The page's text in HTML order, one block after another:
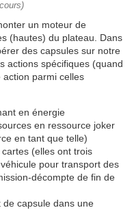
un moteur de
(hautes) du plateau. Dans
des capsules sur notre
actions spécifiques (quand
parmi celles
en énergie
en ressource joker
en tant que telle)
(elles ont trois
pour transport des
décompte de fin de
capsule dans une